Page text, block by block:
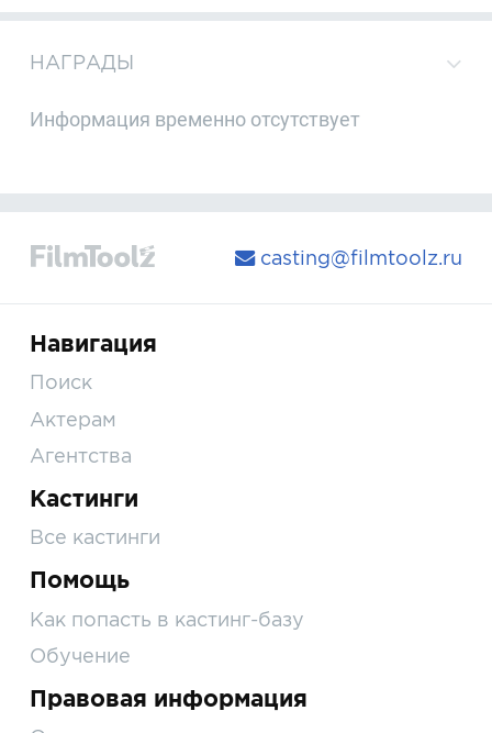
НАГРАДЫ
Информация временно отсутствует
casting@filmtoolz.ru
Навигация
Поиск
Актерам
Агентства
Кастинги
Все кастинги
Помощь
Как попасть в кастинг-базу
Обучение
Правовая информация